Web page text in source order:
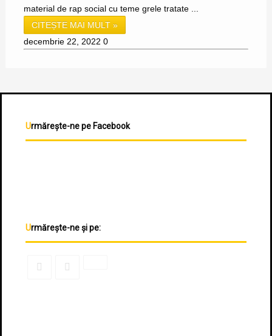
material de rap social cu teme grele tratate ...
CITEȘTE MAI MULT »
decembrie 22, 2022 0
Urmărește-ne pe Facebook
Urmărește-ne și pe: